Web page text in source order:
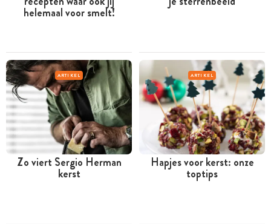
helemaal voor smelt!
ARTIKEL
Zo viert Sergio Herman
kerst
ARTIKEL
Hapjes voor kerst: onze
toptips